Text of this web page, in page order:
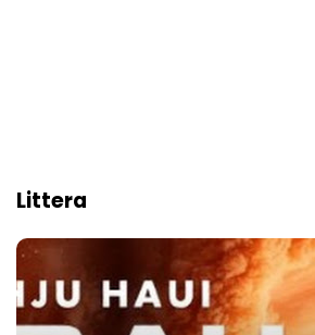
Littera